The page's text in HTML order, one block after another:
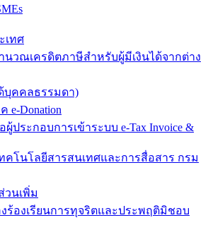
เทศ
นวณเครดิตภาษีสำหรับผู้มีเงินได้จากต่าง
บุคคลธรรมดา)
e-Donation
ประกอบการเข้าระบบ e-Tax Invoice &
คโนโลยีสารสนเทศและการสื่อสาร กรม
วนเพิ่ม
งร้องเรียนการทุจริตและประพฤติมิชอบ